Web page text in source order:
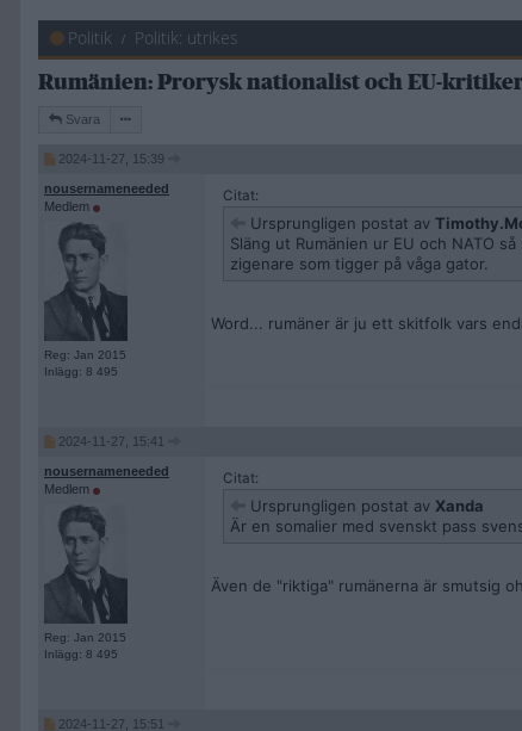
Politik Politik: utrikes
Rumänien: Prorysk nationalist och EU-
Svara
2024-11-27, 15:39
nousernameneeded
Medlem
Reg: Jan 2015
Inlägg: 8 495
Citat:
Ursprungligen postat av
Släng ut Rumänien ur EU och NATO
zigenare som tigger på våga gator.
Word... rumäner är ju ett skitfolk vars
2024-11-27, 15:41
nousernameneeded
Medlem
Reg: Jan 2015
Inlägg: 8 495
Citat:
Ursprungligen postat av Xanda
Är en somalier med svenskt pass
Även de "riktiga" rumänerna är smutsig
2024-11-27, 15:51